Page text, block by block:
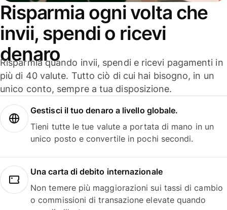
Risparmia ogni volta che
invii, spendi o ricevi
denaro
Risparmia quando invii, spendi e ricevi pagamenti in
più di 40 valute. Tutto ciò di cui hai bisogno, in un
unico conto, sempre a tua disposizione.
Gestisci il tuo denaro a livello globale.
Tieni tutte le tue valute a portata di mano in un
unico posto e convertile in pochi secondi.
Una carta di debito internazionale
Non temere più maggiorazioni sui tassi di cambio
o commissioni di transazione elevate quando